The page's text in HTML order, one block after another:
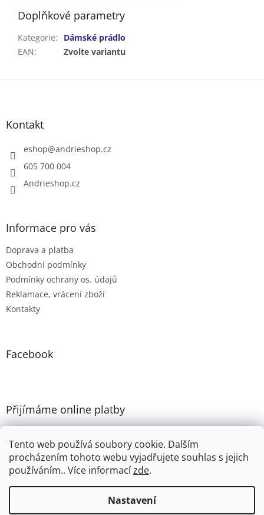
Tento web používá soubory cookie. Dalším
procházením tohoto webu vyjadřujete souhlas s jejich
používáním.. Více informacízde.
Nastavení
Doplňkové parametry
Kategorie:
Dámské prádlo
EAN: Zvolte variantu
Z
Kontakt
eshop@andrieshop.cz
605 700 004
Andrieshop.cz
Informace pro vás
Doprava a platba
Obchodní podmínky
Podmínky ochrany os. údajů
Reklamace, vrácení zboží
Kontakty
Facebook
Přijímáme online platby